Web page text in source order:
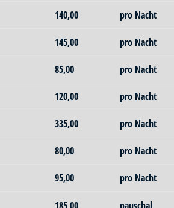
140,00 pro Nacht
145,00 pro Nacht
85,00 pro Nacht
120,00 pro Nacht
335,00 pro Nacht
80,00 pro Nacht
95,00 pro Nacht